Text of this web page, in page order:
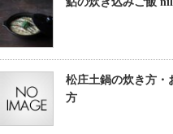
松庄土鍋の炊き方・
方